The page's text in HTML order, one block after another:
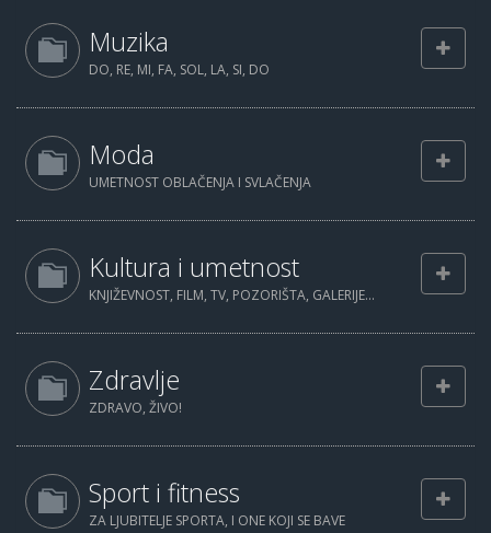
Muzika
DO, RE, MI, FA, SOL, LA, SI, DO
Moda
UMETNOST OBLAČENJA I SVLAČENJA
Kultura i umetnost
KNJIŽEVNOST, FILM, TV, POZORIŠTA, GALERIJE...
Zdravlje
ZDRAVO, ŽIVO!
Sport i fitness
ZA LJUBITELJE SPORTA, I ONE KOJI SE BAVE